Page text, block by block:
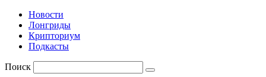
Новости
Лонгриды
Крипториум
Подкасты
Поиск